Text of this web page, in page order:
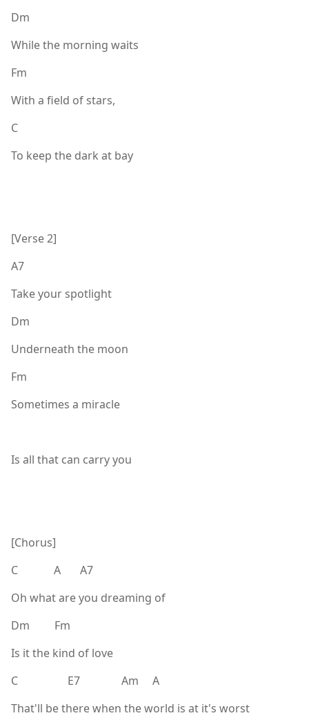
Dm
While the morning waits
Fm
With a field of stars,
C
To keep the dark at bay
[Verse 2]
A7
Take your spotlight
Dm
Underneath the moon
Fm
Sometimes a miracle
Is all that can carry you
[Chorus]
C A A7
Oh what are you dreaming of
Dm Fm
Is it the kind of love
C E7 Am A
That'll be there when the world is at it's worst